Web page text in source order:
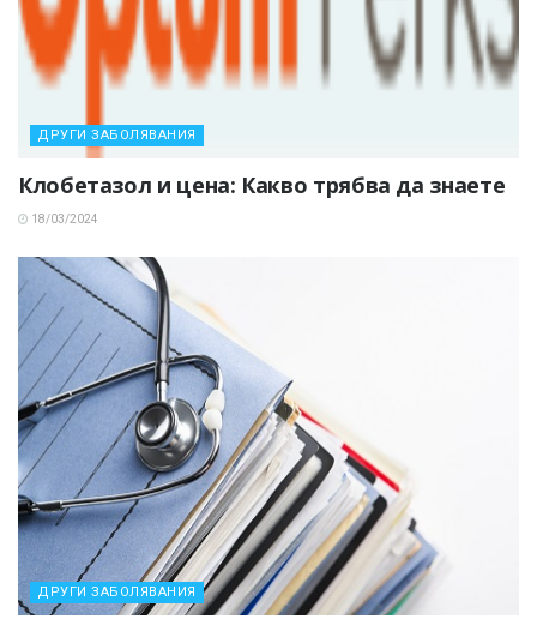
ДРУГИ ЗАБОЛЯВАНИЯ
Клобетазол и цена: Какво трябва да знаете
18/03/2024
ДРУГИ ЗАБОЛЯВАНИЯ